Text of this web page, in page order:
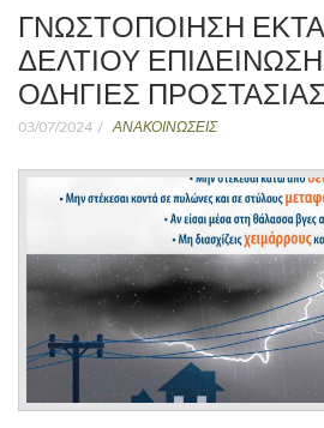
ΓΝΩΣΤΟΠΟΙΗΣΗ
ΔΕΛΤΙΟΥ
ΟΔΗΓΙΕΣ ΠΡΟΣΤΑΣΙΑΣ
03/07/2024 ΑΝΑΚΟΙΝΩΣΕΙΣ